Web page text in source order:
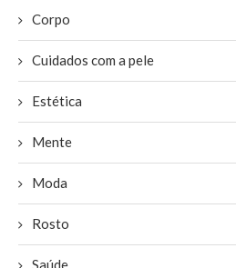
Corpo
Cuidados com a pele
Estética
Mente
Moda
Rosto
Saúde